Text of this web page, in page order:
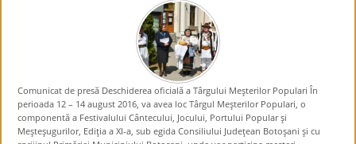
Comunicat de presă Deschiderea oficială a Târgului Meşterilor Populari În
perioada 12 – 14 august 2016, va avea loc Târgul Meşterilor Populari, o
componentă a Festivalului Cântecului, Jocului, Portului Popular şi
Meşteşugurilor, Ediţia a XI-a, sub egida Consiliului Judeţean Botoşani şi cu